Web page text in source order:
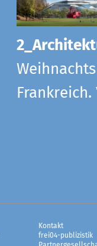
Kontakt
frei04-publizistik